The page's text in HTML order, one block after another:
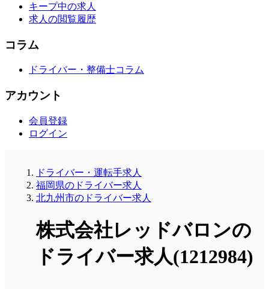
キープ中の求人
求人の閲覧履歴
コラム
ドライバー・整備士コラム
アカウント
会員登録
ログイン
ドライバー・運転手求人
福岡県のドライバー求人
北九州市のドライバー求人
株式会社レッドバロンの
ドライバー求人(1212984)